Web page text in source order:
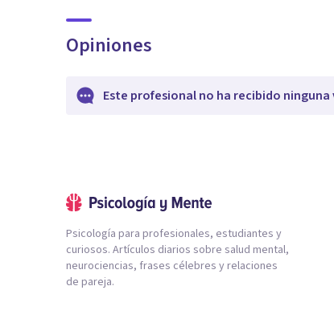
Opiniones
Este profesional no ha recibido
Psicología para profesionales, estudiantes y
curiosos. Artículos diarios sobre salud mental,
neurociencias, frases célebres y relaciones
de pareja.